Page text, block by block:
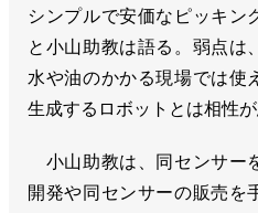
シンプルで安価なピッキン
と小山助教は語る。弱点は
水や油のかかる現場では使
生成するロボットとは相性が
小山助教は、同センサー
開発や同センサーの販売を